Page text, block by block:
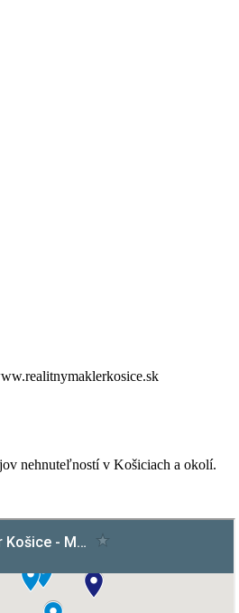
nehnuteľností v Košiciach a okolí.